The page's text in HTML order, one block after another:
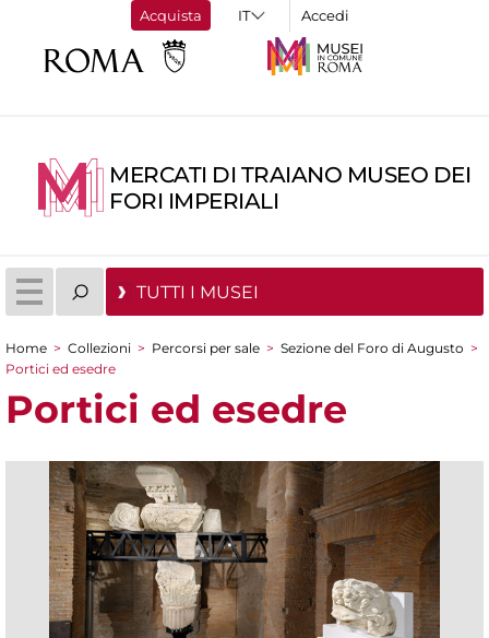
Acquista Accedi
MERCATI DI TRAIANO MUSEO DEI
FORI IMPERIALI
TUTTI I MUSEI
Tu sei qui
Home > Collezioni > Percorsi per sale > Sezione del Foro di Augusto >
Portici ed esedre
Portici ed esedre